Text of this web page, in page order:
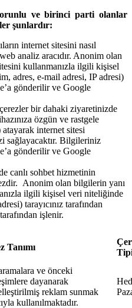
ve birinci parti olanlar
şunlardır:
internet sitesini nasıl
analiz aracıdır. Anonim olan
kullanmanızla ilgili kişisel
adres, e-mail adresi, IP adresi)
gönderilir ve Google
bir dahaki ziyaretinizde
özgün ve rastgele
internet sitesi
sağlayacaktır. Bilgileriniz
gönderilir ve Google
canlı sohbet hizmetinin
Anonim olan bilgilerin yanı
ilgili kişisel veri niteliğinde
tarayıcınız tarafından
işlenir.
Tanımı
ve önceki
dayanarak
reklam sunmak
kullanılmaktadır.